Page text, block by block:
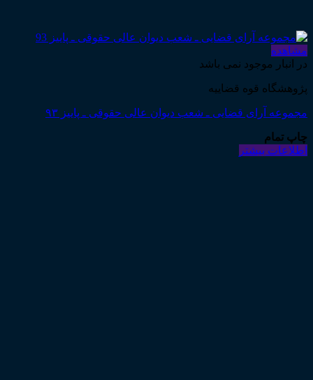
مشاهده
در انبار موجود نمی باشد
پژوهشگاه قوه قضاییه
مجموعه آرای قضایی ـ شعب دیوان عالی حقوقی ـ پاییز ۹۳
چاپ تمام
اطلاعات بیشتر